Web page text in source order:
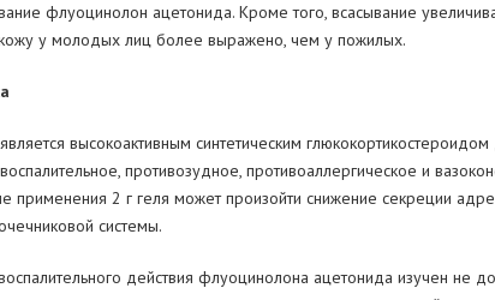
флуоцинолон ацетонида. Кроме того, всасывание
у молодых лиц более выражено, чем у пожилых.
высокоактивным синтетическим
противозудное, противоаллергическое и
применения 2 г геля может произойти снижение секреции
системы.
действия флуоцинолона ацетонида изучен не